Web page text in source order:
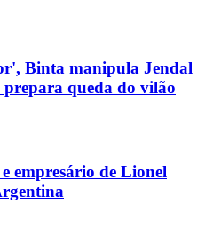
Binta manipula Jendal
queda do vilão
empresário de Lionel